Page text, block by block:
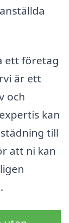
ett företag
är ett
och
kan
till
att ni kan